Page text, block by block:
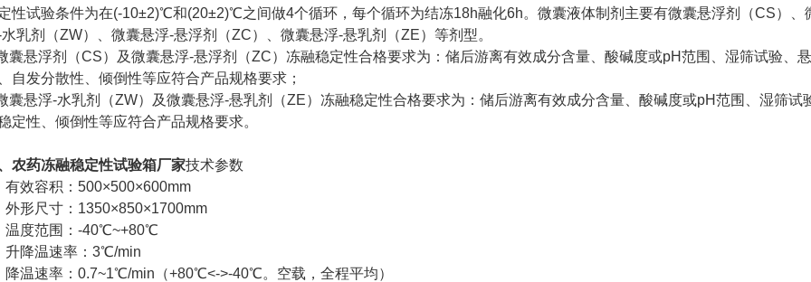
性试验条件为在(-10±2)℃和(20±2)℃之间做4个循环，每个循环为结冻18h融化6h。微囊液体制剂主要有微囊悬浮剂（CS）、
乳剂（ZW）、微囊悬浮-悬浮剂（ZC）、微囊悬浮-悬乳剂（ZE）等剂型。
囊悬浮剂（CS）及微囊悬浮-悬浮剂（ZC）冻融稳定性合格要求为：储后游离有效成分含量、酸碱度或pH范围、湿筛试验、
自发分散性、倾倒性等应符合产品规格要求；
囊悬浮-水乳剂（ZW）及微囊悬浮-悬乳剂（ZE）冻融稳定性合格要求为：储后游离有效成分含量、酸碱度或pH范围、湿筛试
定性、倾倒性等应符合产品规格要求。
农药冻融稳定性试验箱厂家技术参数
有效容积：500×500×600mm
外形尺寸：1350×850×1700mm
温度范围：-40℃~+80℃
升降温速率：3℃/min
降温速率：0.7~1℃/min（+80℃<->-40℃。空载，全程平均）